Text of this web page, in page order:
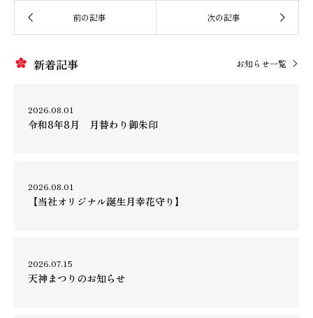
新着記事 お知らせ一覧
2026.08.01
令和8年8月 月替わり御朱印
2026.08.01
【当社オリジナル誕生月幸花守り】
2026.07.15
天神まつりのお知らせ